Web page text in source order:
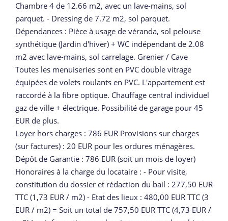
Chambre 4 de 12.66 m2, avec un lave-mains, sol
parquet. - Dressing de 7.72 m2, sol parquet.
Dépendances : Pièce à usage de véranda, sol pelouse
synthétique (Jardin d'hiver) + WC indépendant de 2.08
m2 avec lave-mains, sol carrelage. Grenier / Cave
Toutes les menuiseries sont en PVC double vitrage
équipées de volets roulants en PVC. L'appartement est
raccordé à la fibre optique. Chauffage central individuel
gaz de ville + électrique. Possibilité de garage pour 45
EUR de plus.
Loyer hors charges : 786 EUR Provisions sur charges
(sur factures) : 20 EUR pour les ordures ménagères.
Dépôt de Garantie : 786 EUR (soit un mois de loyer)
Honoraires à la charge du locataire : - Pour visite,
constitution du dossier et rédaction du bail : 277,50 EUR
TTC (1,73 EUR / m2) - Etat des lieux : 480,00 EUR TTC (3
EUR / m2) = Soit un total de 757,50 EUR TTC (4,73 EUR /